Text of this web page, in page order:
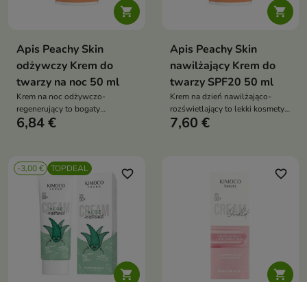

Apis Peachy Skin
odżywczy Krem do
twarzy na noc 50 ml
Krem na noc odżywczo-
regenerujący to bogaty
kosmetyk, który intensywnie
blask, dzięki czemu rano
wygląda świeżo i promiennie
6,84 €

Apis Peachy Skin
nawilżający Krem do
twarzy SPF20 50 ml
Krem na dzień nawilżająco-
rozświetlający to lekki kosmetyk,
który intensywnie nawilża,
7,60 €
-3,00 € TOPDEAL

favorite_border

favorite_border